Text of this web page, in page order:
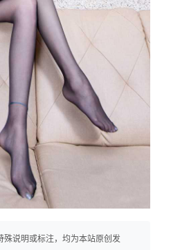
殊说明或标注，均为本站原创发